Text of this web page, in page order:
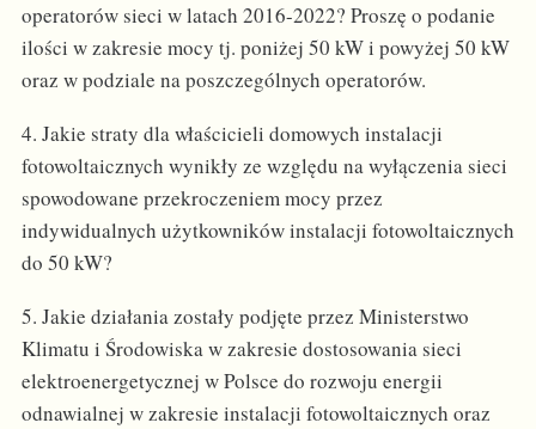
operatorów sieci w latach 2016-2022? Proszę o podanie
ilości w zakresie mocy tj. poniżej 50 kW i powyżej 50 kW
oraz w podziale na poszczególnych operatorów.
4. Jakie straty dla właścicieli domowych instalacji
fotowoltaicznych wynikły ze względu na wyłączenia sieci
spowodowane przekroczeniem mocy przez
indywidualnych użytkowników instalacji fotowoltaicznych
do 50 kW?
5. Jakie działania zostały podjęte przez Ministerstwo
Klimatu i Środowiska w zakresie dostosowania sieci
elektroenergetycznej w Polsce do rozwoju energii
odnawialnej w zakresie instalacji fotowoltaicznych oraz